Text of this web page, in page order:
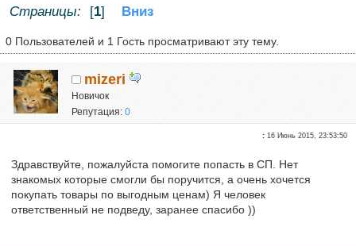
Страницы:
[1] Вниз
0 Пользователей и 1 Гость просматривают эту тему.
mizeri
Новичок
Репутация:0
:16 Июнь 2015, 23:53:50
Здравствуйте, пожалуйста помогите попасть в СП. Нет
знакомых которые смогли бы поручится, а очень хочется
покупать товары по выгодным ценам) Я человек
ответственный не подведу, заранее спасибо ))